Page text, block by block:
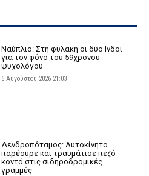
Ναύπλιο: Στη φυλακή οι δύο Ινδοί
για τον φόνο του 59χρονου
ψυχολόγου
6 Αυγούστου 2026 21:03
Δενδροπόταμος: Αυτοκίνητο
παρέσυρε και τραυμάτισε πεζό
κοντά στις σιδηροδρομικές
γραμμές